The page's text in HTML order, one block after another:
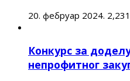
20. фебруар 2024. 2,231
Конкурс за
непрофитног